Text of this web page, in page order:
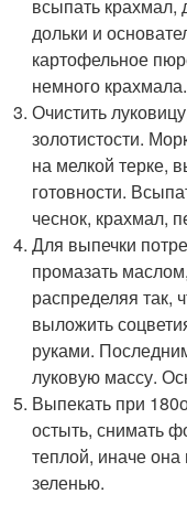
всыпать крахмал,
дольки и
картофельное
немного крахмала.
Очистить
золотистости.
на мелкой терке,
готовности.
чеснок, крахмал,
Для выпечки
промазать
распределяя так,
выложить
руками.
луковую массу.
Выпекать при 180
остыть, снимать
теплой, иначе
зеленью.